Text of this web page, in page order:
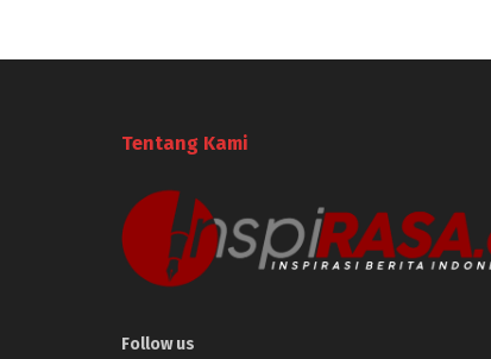
Tentang Kami
Follow us